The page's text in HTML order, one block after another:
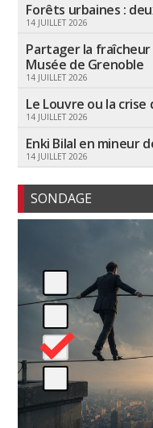
Forêts urbaines :
14 JUILLET 2026
Partager la
Musée de Grenoble
14 JUILLET 2026
Le Louvre ou la crise
14 JUILLET 2026
Enki Bilal en mineur
14 JUILLET 2026
SONDAGE